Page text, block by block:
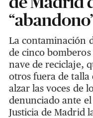
La contaminación
de cinco
nave de reciclaje,
otros fuera de talla
alzar las voces de
denunciado ante
Justicia de Madrid